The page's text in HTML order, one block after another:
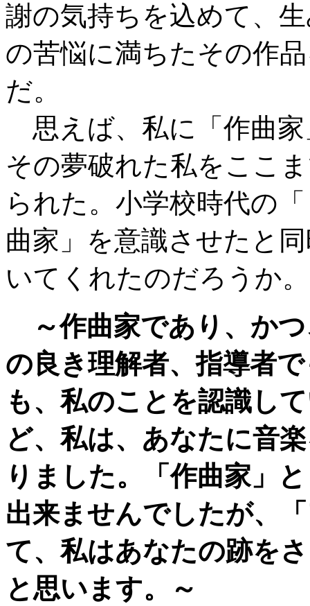
謝の気持ちを込めて、
の苦悩に満ちたその作
だ。
思えば、私に「作曲
その夢破れた私をここ
られた。小学校時代の
曲家」を意識させたと
いてくれたのだろうか。
～作曲家であり、か
の良き理解者、指導者
も、私のことを認識し
ど、私は、あなたに音
りました。「作曲家」
出来ませんでしたが、
て、私はあなたの跡を
と思います。～